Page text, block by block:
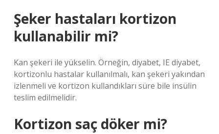
Şeker hastaları kortizon
kullanabilir mi?
Kan şekeri ile yükselin. Örneğin, diyabet, IE diyabet,
kortizonlu hastalar kullanılmalı, kan şekeri yakından
izlenmeli ve kortizon kullandıkları süre bile insülin
teslim edilmelidir.
Kortizon saç döker mi?